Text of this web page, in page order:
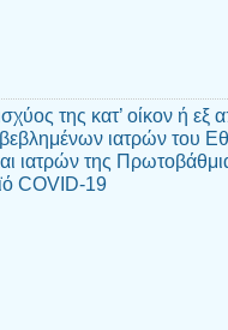
της κατ’ οίκον ή εξ
ιατρών του
ιατρών της
COVID-19